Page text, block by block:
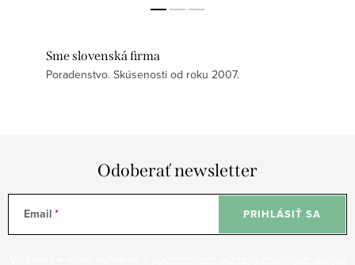
Sme slovenská firma
Poradenstvo. Skúsenosti od roku 2007.
Odoberať newsletter
Email PRIHLÁSIŤ SA